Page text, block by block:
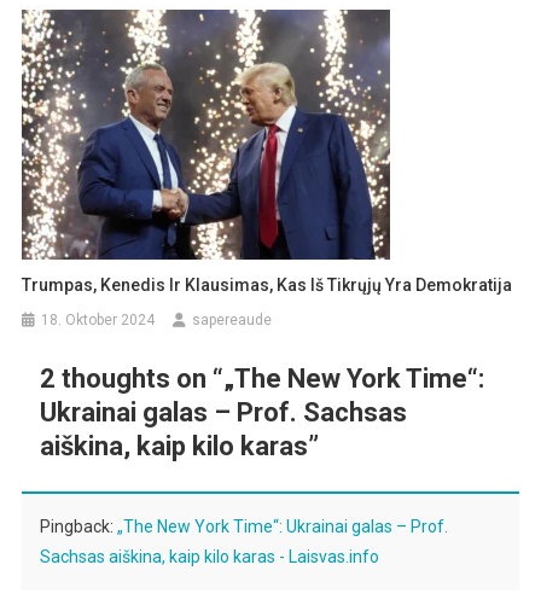
Trumpas, Kenedis Ir Klausimas, Kas Iš Tikrųjų Yra Demokratija
18. Oktober 2024 sapereaude
2 thoughts on “„The New York Time“:
Ukrainai galas – Prof. Sachsas
aiškina, kaip kilo karas”
Pingback: „The New York Time“: Ukrainai galas – Prof.
Sachsas aiškina, kaip kilo karas - Laisvas.info